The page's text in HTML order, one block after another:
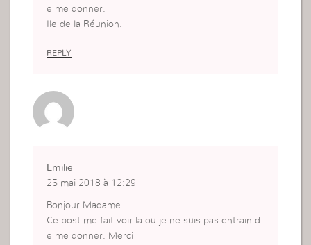
e me donner.
Ile de la Réunion.
REPLY
Emilie
25 mai 2018 à 12:29
Bonjour Madame .
Ce post me.fait voir la ou je ne suis pas entrain d
e me donner. Merci